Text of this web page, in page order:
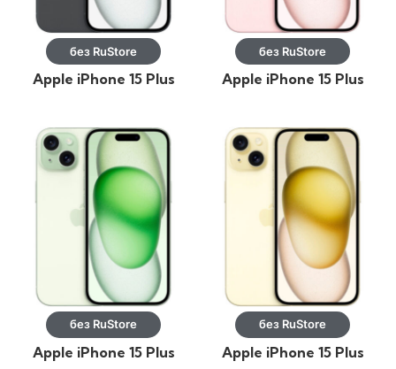
без RuStore
Apple iPhone 15 Plus
без RuStore
Apple iPhone 15 Plus
без RuStore
Apple iPhone 15 Plus
без RuStore
Apple iPhone 15 Plus